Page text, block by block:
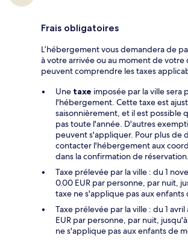
Frais obligatoires
L’hébergement vous demandera de
à votre arrivée ou au moment de votre
peuvent comprendre les taxes
Une taxe imposée par la ville sera
l'hébergement. Cette taxe est
saisonnièrement, et il est possible
pas toute l'année. D'autres
peuvent s'appliquer. Pour plus de
contacter l'hébergement aux
dans la confirmation de réservation.
Taxe prélevée par la ville : du 1
0.00 EUR par personne, par nuit,
taxe ne s'applique pas aux enfants
Taxe prélevée par la ville : du 1
EUR par personne, par nuit,
ne s'applique pas aux enfants de